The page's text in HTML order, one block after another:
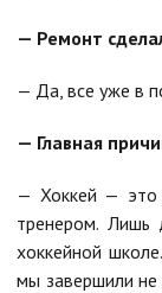
— Ремонт
— Да, все уже в
— Главная
— Хоккей — это
тренером. Лишь
хоккейной
мы завершили